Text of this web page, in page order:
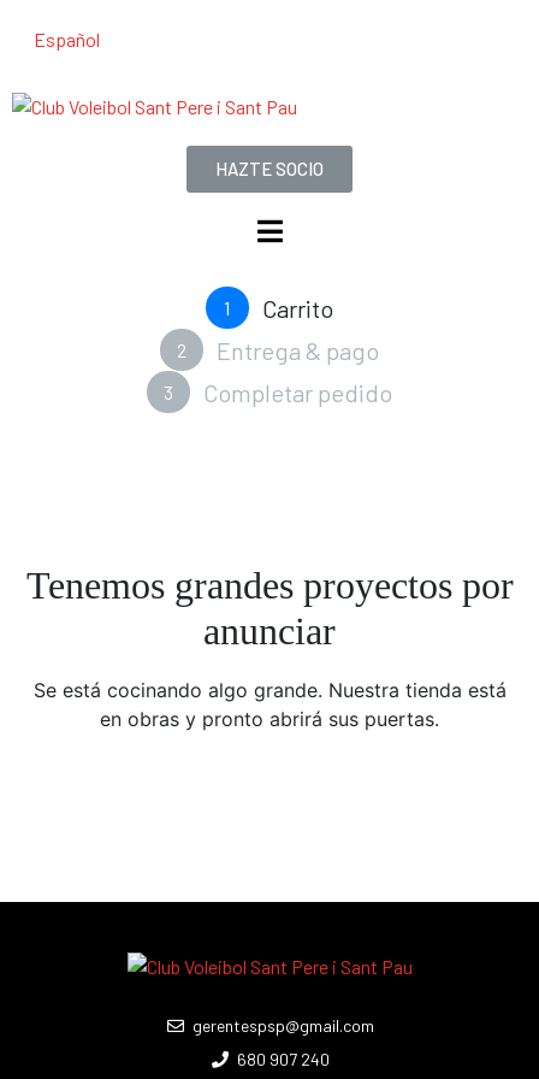
Español
HAZTE SOCIO
1 Carrito
2 Entrega & pago
3 Completar pedido
Tenemos grandes proyectos por
anunciar
Se está cocinando algo grande. Nuestra tienda está
en obras y pronto abrirá sus puertas.
gerentespsp@gmail.com
680 907 240